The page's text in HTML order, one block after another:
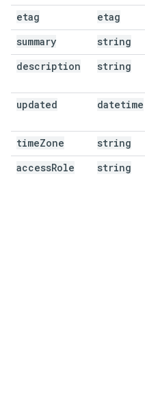
etag etag
summary string
description string
updated datetime
timeZone string
accessRole string